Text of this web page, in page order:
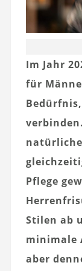
Im Jahr
für
Pflege
Stilen ab
minimale
aber